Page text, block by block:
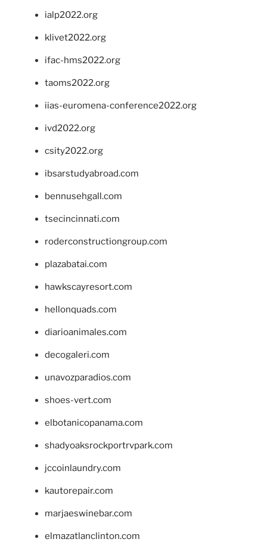
ialp2022.org
klivet2022.org
ifac-hms2022.org
taoms2022.org
iias-euromena-conference2022.org
ivd2022.org
csity2022.org
ibsarstudyabroad.com
bennusehgall.com
tsecincinnati.com
roderconstructiongroup.com
plazabatai.com
hawkscayresort.com
hellonquads.com
diarioanimales.com
decogaleri.com
unavozparadios.com
shoes-vert.com
elbotanicopanama.com
shadyoaksrockportrvpark.com
jccoinlaundry.com
kautorepair.com
marjaeswinebar.com
elmazatlanclinton.com